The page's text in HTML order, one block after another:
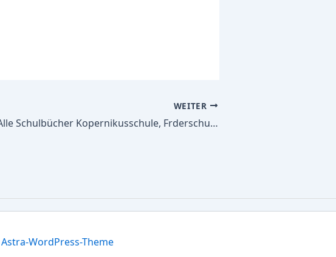
WEITER
Alle Schulbücher Kopernikusschule, Frderschule des Kreises Gtersloh,Frderschwerp. Emotio- nale und soziale Entwicklung ? Sek.I –
Astra-WordPress-Theme